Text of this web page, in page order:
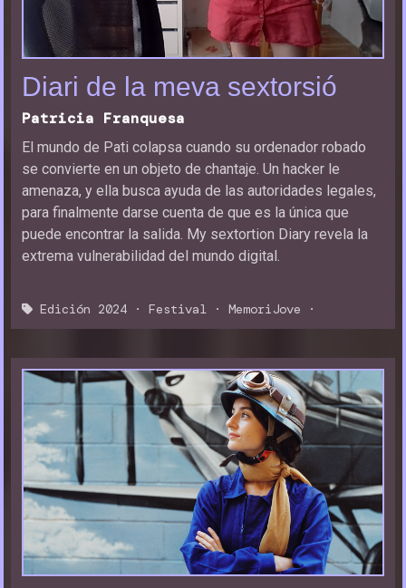
Diari de la meva sextorsió
Patricia Franquesa
El mundo de Pati colapsa cuando su ordenador robado
se convierte en un objeto de chantaje. Un hacker le
amenaza, y ella busca ayuda de las autoridades legales,
para finalmente darse cuenta de que es la única que
puede encontrar la salida. My sextortion Diary revela la
extrema vulnerabilidad del mundo digital.
Edición 2024 · Festival · MemoriJove ·